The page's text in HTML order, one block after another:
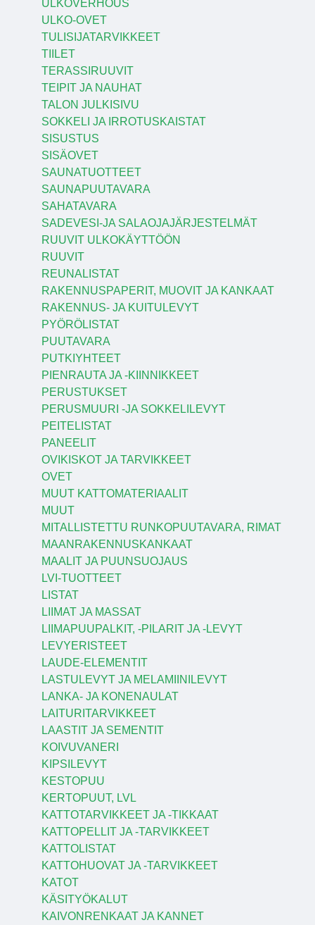
ULKOVERHOUS
ULKO-OVET
TULISIJATARVIKKEET
TIILET
TERASSIRUUVIT
TEIPIT JA NAUHAT
TALON JULKISIVU
SOKKELI JA IRROTUSKAISTAT
SISUSTUS
SISÄOVET
SAUNATUOTTEET
SAUNAPUUTAVARA
SAHATAVARA
SADEVESI-JA SALAOJAJÄRJESTELMÄT
RUUVIT ULKOKÄYTTÖÖN
RUUVIT
REUNALISTAT
RAKENNUSPAPERIT, MUOVIT JA KANKAAT
RAKENNUS- JA KUITULEVYT
PYÖRÖLISTAT
PUUTAVARA
PUTKIYHTEET
PIENRAUTA JA -KIINNIKKEET
PERUSTUKSET
PERUSMUURI -JA SOKKELILEVYT
PEITELISTAT
PANEELIT
OVIKISKOT JA TARVIKKEET
OVET
MUUT KATTOMATERIAALIT
MUUT
MITALLISTETTU RUNKOPUUTAVARA, RIMAT
MAANRAKENNUSKANKAAT
MAALIT JA PUUNSUOJAUS
LVI-TUOTTEET
LISTAT
LIIMAT JA MASSAT
LIIMAPUUPALKIT, -PILARIT JA -LEVYT
LEVYERISTEET
LAUDE-ELEMENTIT
LASTULEVYT JA MELAMIINILEVYT
LANKA- JA KONENAULAT
LAITURITARVIKKEET
LAASTIT JA SEMENTIT
KOIVUVANERI
KIPSILEVYT
KESTOPUU
KERTOPUUT, LVL
KATTOTARVIKKEET JA -TIKKAAT
KATTOPELLIT JA -TARVIKKEET
KATTOLISTAT
KATTOHUOVAT JA -TARVIKKEET
KATOT
KÄSITYÖKALUT
KAIVONRENKAAT JA KANNET